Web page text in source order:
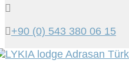
+90 (0) 543 380 06 15